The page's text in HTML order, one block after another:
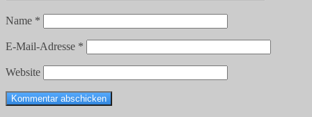
Name *
E-Mail-Adresse *
Website